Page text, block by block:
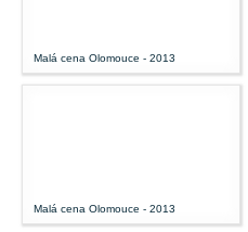
Malá cena Olomouce - 2013
Malá cena Olomouce - 2013